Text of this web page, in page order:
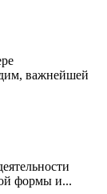
важнейшей
формы и...